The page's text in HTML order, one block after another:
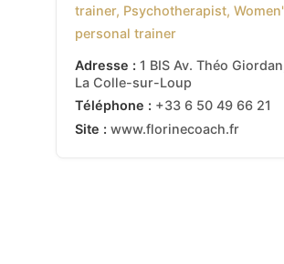
trainer, Psychotherapist,
personal trainer
Adresse : 1 BIS Av. Théo Giordan
La Colle-sur-Loup
Téléphone : +33 6 50 49 66 21
Site : www.florinecoach.fr